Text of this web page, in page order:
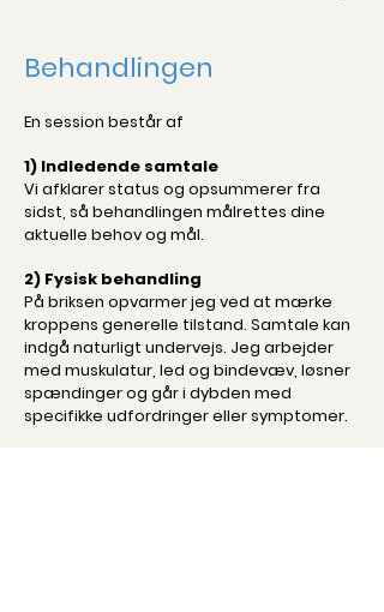
Behandlingen
En session består af
1) Indledende samtale
Vi afklarer status og opsummerer fra
sidst, så behandlingen målrettes dine
aktuelle behov og mål.
2) Fysisk behandling
På briksen opvarmer jeg ved at mærke
kroppens generelle tilstand. Samtale kan
indgå naturligt undervejs. Jeg arbejder
med muskulatur, led og bindevæv, løsner
spændinger og går i dybden med
specifikke udfordringer eller symptomer.